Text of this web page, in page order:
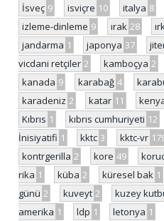
İsveç 9 isviçre 10 italya 8
izleme-dinleme 9 ırak 28
jandarma 1 japonya 37
vicdani retçiler 2 kamboçya 2
kanada 9 karabağ 4
karadeniz 2 katar 11
Kıbrıs 1 kıbrıs cumhuriyeti 12
İnisiyatifi 1 kktc 3 kktc-vr
kontrgerilla 2 kore 49
rika 1 küba 2 küresel bak 1
günü 2 kuveyt 2 kuzey
amerika 1 ldp 1 letonya 1